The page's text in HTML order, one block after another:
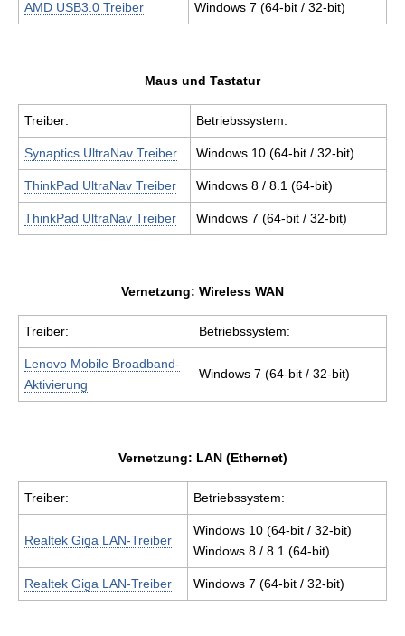
AMD USB3.0 Treiber Windows 7 (64-bit / 32-bit)
Maus und Tastatur
Treiber: Betriebssystem:
Synaptics UltraNav Treiber Windows 10 (64-bit / 32-bit)
ThinkPad UltraNav Treiber Windows 8 / 8.1 (64-bit)
ThinkPad UltraNav Treiber Windows 7 (64-bit / 32-bit)
Vernetzung: Wireless WAN
Treiber: Betriebssystem:
Lenovo Mobile Broadband-
Aktivierung
Windows 7 (64-bit / 32-bit)
Vernetzung: LAN (Ethernet)
Treiber: Betriebssystem:
Realtek Giga LAN-Treiber
Windows 10 (64-bit / 32-bit)
Windows 8 / 8.1 (64-bit)
Realtek Giga LAN-Treiber Windows 7 (64-bit / 32-bit)